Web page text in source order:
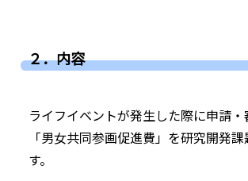
２．内容
ライフイベントが発生した際に申請・
「男女共同参画促進費」を研究開発
す。